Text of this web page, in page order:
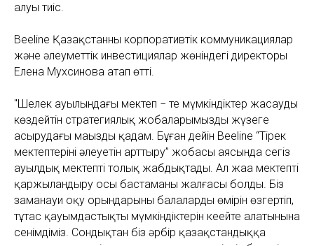
алуы тиіс.
Beeline Қазақстанның корпоративтік коммуникациялар
және әлеуметтік инвестициялар жөніндегі директоры
Елена Мухсинова атап өтті.
"Шелек ауылындағы мектеп − тең мүмкіндіктер жасауды
көздейтін стратегиялық жобаларымызды жүзеге
асырудағы маңызды қадам. Бұған дейін Beeline “Тірек
мектептерінің әлеуетін арттыру” жобасы аясында сегіз
ауылдық мектепті толық жабдықтады. Ал жаңа мектепті
қаржыландыру осы бастаманың жалғасы болды. Біз
заманауи оқу орындарының балалардың өмірін өзгертіп,
тұтас қауымдастықтың мүмкіндіктерін кеңейте алатынына
сенімдіміз. Сондықтан біз әрбір қазақстандыққа